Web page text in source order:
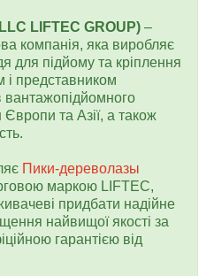
LIFTEC GROUP) –
компанія, яка виробляє
для підйому та кріплення
і представником
вантажопідйомного
Європи та Азії, а також
Пики-дереволазы
маркою LIFTEC,
придбати надійне
найвищої якості за
гарантією від